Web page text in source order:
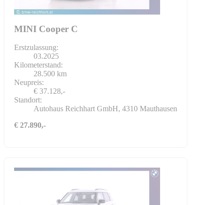
MINI Cooper C
Erstzulassung:
03.2025
Kilometerstand:
28.500 km
Neupreis:
€ 37.128,-
Standort:
Autohaus Reichhart GmbH, 4310 Mauthausen
€ 27.890,-